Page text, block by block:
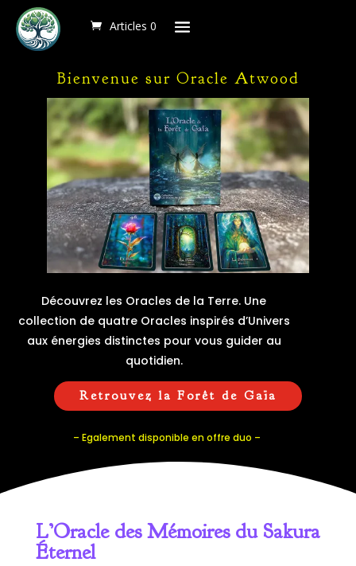
Articles 0
Articles 0
Articles 0
Bienvenue sur Oracle Atwood
Découvrez les Oracles de la Terre. Une
collection de quatre Oracles inspirés d’Univers
aux énergies distinctes pour vous guider au
quotidien.
Retrouvez la Forêt de Gaïa
– Egalement disponible en offre duo –
L’Oracle des Mémoires du Sakura
Éternel